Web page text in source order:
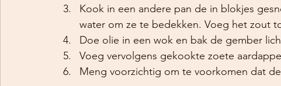
Kook in een andere pan de in blokjes
water om ze te bedekken. Voeg het zout
Doe olie in een wok en bak de gember
Voeg vervolgens gekookte zoete
Meng voorzichtig om te voorkomen dat